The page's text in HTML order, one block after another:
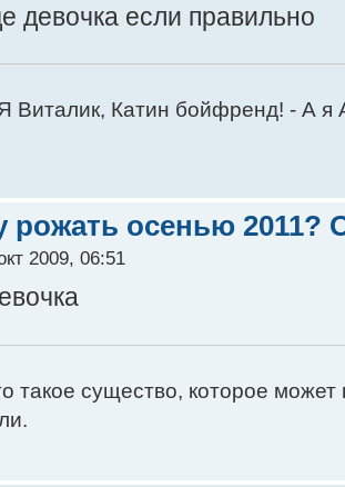
девочка если правильно
Виталик, Катин бойфренд! - А я
рожать осенью 2011?
2009, 06:51
такое существо, которое